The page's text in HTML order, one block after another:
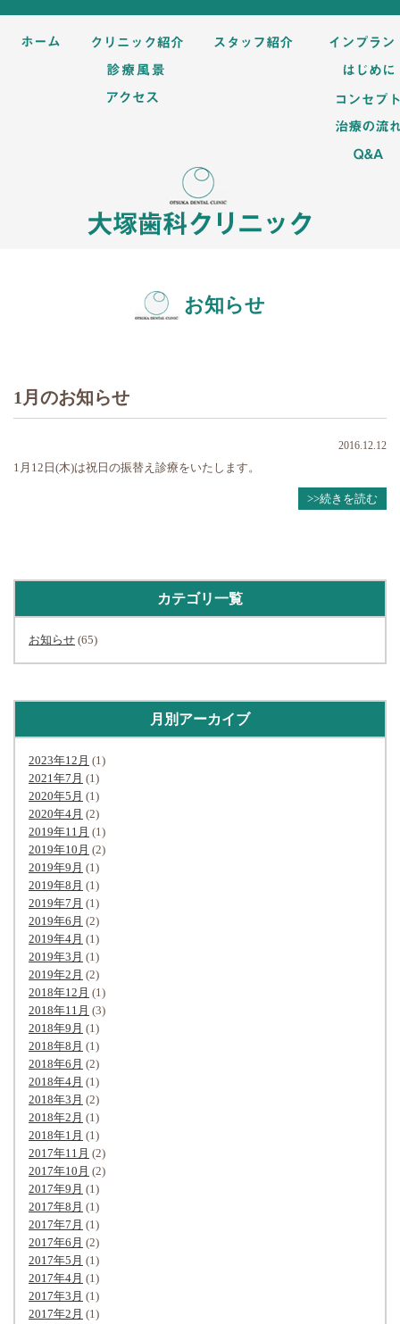
お知らせ
1月のお知らせ
2016.12.12
1月12日(木)は祝日の振替え診療をいたします。
>>続きを読む
カテゴリ一覧
お知らせ (65)
月別アーカイブ
2023年12月 (1)
2021年7月 (1)
2020年5月 (1)
2020年4月 (2)
2019年11月 (1)
2019年10月 (2)
2019年9月 (1)
2019年8月 (1)
2019年7月 (1)
2019年6月 (2)
2019年4月 (1)
2019年3月 (1)
2019年2月 (2)
2018年12月 (1)
2018年11月 (3)
2018年9月 (1)
2018年8月 (1)
2018年6月 (2)
2018年4月 (1)
2018年3月 (2)
2018年2月 (1)
2018年1月 (1)
2017年11月 (2)
2017年10月 (2)
2017年9月 (1)
2017年8月 (1)
2017年7月 (1)
2017年6月 (2)
2017年5月 (1)
2017年4月 (1)
2017年3月 (1)
2017年2月 (1)